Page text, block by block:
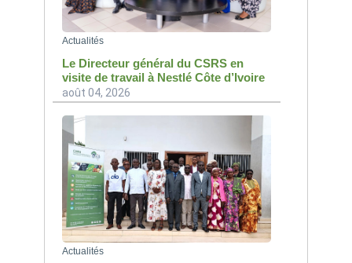
Actualités
Le Directeur général du CSRS en
visite de travail à Nestlé Côte d’Ivoire
août 04, 2026
Actualités